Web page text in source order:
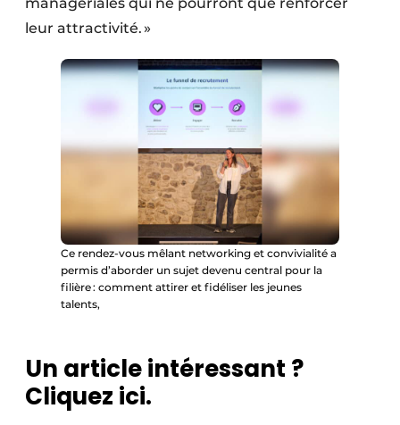
leur attractivité. »
Ce rendez-vous mêlant networking et convivialité a
permis d’aborder un sujet devenu central pour la
filière : comment attirer et fidéliser les jeunes
talents,
Un article intéressant ?
Cliquez ici.